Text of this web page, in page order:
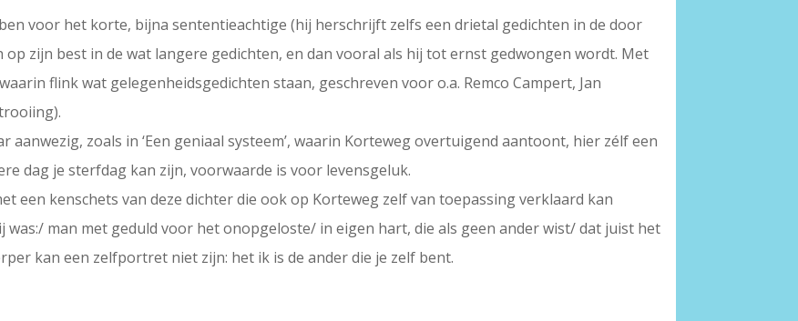
voor het korte, bijna sententieachtige (hij herschrijft zelfs een drietal gedichten in de door
zijn best in de wat langere gedichten, en dan vooral als hij tot ernst gedwongen wordt. Met
flink wat gelegenheidsgedichten staan, geschreven voor o.a. Remco Campert, Jan
zoals in ‘Een geniaal systeem’, waarin Korteweg overtuigend aantoont, hier zélf een
dag je sterfdag kan zijn, voorwaarde is voor levensgeluk.
een kenschets van deze dichter die ook op Korteweg zelf van toepassing verklaard kan
was:/ man met geduld voor het onopgeloste/ in eigen hart, die als geen ander wist/ dat juist het
kan een zelfportret niet zijn: het ik is de ander die je zelf bent.